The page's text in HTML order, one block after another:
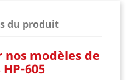
du produit
modèles de
605